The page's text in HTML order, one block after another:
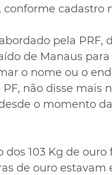
conforme cadastro
pela PRF,
de Manaus
o nome ou o
PF, não disse mais
o momento
dos 103 Kg de
de ouro